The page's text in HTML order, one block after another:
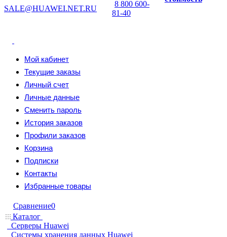
SALE@HUAWEI.NET.RU
8 800 600-
81-40
Мой кабинет
Текущие заказы
Личный счет
Личные данные
Сменить пароль
История заказов
Профили заказов
Корзина
Подписки
Контакты
Избранные товары
Сравнение0
Каталог
Серверы Huawei
Системы хранения данных Huawei